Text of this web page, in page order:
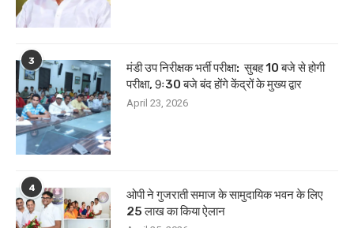
3
मंडी उप निरीक्षक भर्ती परीक्षा: सुबह 10 बजे से होगी
परीक्षा, 9ः30 बजे बंद होंगे केंद्रों के मुख्य द्वार
April 23, 2026
4
ओपी ने गुजराती समाज के सामुदायिक भवन के लिए
25 लाख का किया ऐलान